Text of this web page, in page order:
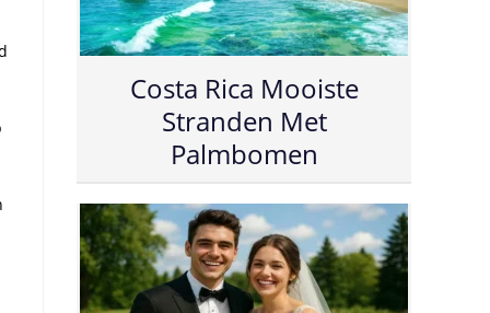
Costa Rica Mooiste
Stranden Met
Palmbomen